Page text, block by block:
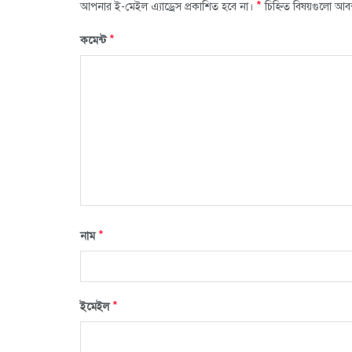
আপনার ই-মেইল এ্যাড্রেস প্রকাশিত হবে না। * চিহ্নিত বিষয়গুলো
কমেন্ট*
নাম*
ইমেইল*